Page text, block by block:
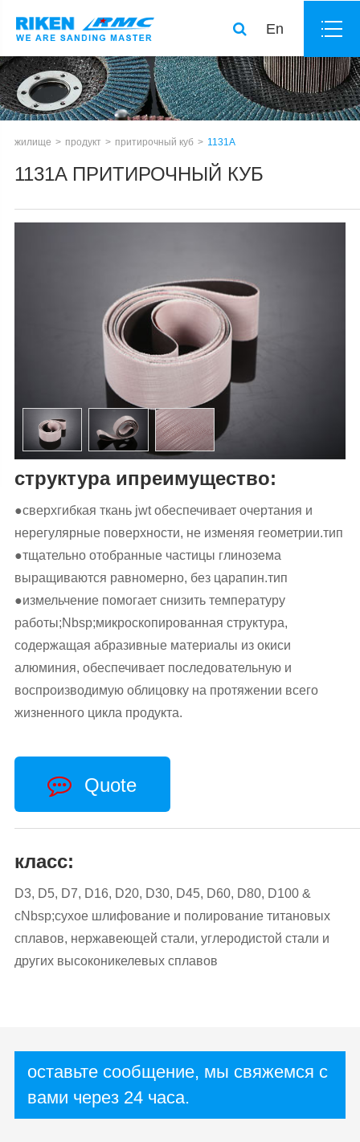
En
жилище продукт притирочный куб 1131A
1131A ПРИТИРОЧНЫЙ КУБ
структура ипреимущество:
●сверхгибкая ткань jwt обеспечивает очертания и
нерегулярные поверхности, не изменяя геометрии.тип
●тщательно отобранные частицы глинозема
выращиваются равномерно, без царапин.тип
●измельчение помогает снизить температуру
работы;Nbsp;микроскопированная структура,
содержащая абразивные материалы из окиси
алюминия, обеспечивает последовательную и
воспроизводимую облицовку на протяжении всего
жизненного цикла продукта.
Quote
класс:
D3, D5, D7, D16, D20, D30, D45, D60, D80, D100 &
cNbsp;сухое шлифование и полирование титановых
сплавов, нержавеющей стали, углеродистой стали и
других высоконикелевых сплавов
оставьте сообщение, мы свяжемся с
вами через 24 часа.